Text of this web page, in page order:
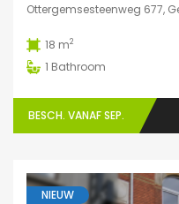
Ottergemsesteenweg 677,
18 m2
1 Bathroom
BESCH. VANAF SEP.
NIEUW